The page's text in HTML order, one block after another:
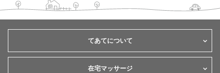
てあてについて
在宅マッサージ